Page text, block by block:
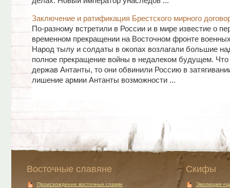
Заключение и ратификация Брестского мирного
По-разному встретили в России и в мире известие о
временном прекращении на Восточном фронте
Народ тылу и солдаты в окопах возлагали большие
полное прекращение войны в недалеком будущем. Что
держав Антанты, то они обвинили Россию в
лишение армии Антанты возможности ...
Восточные славяне
Происхождение восточных славян
Скифы
Эволюция